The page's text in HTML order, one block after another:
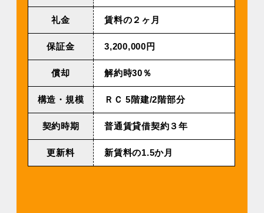
礼金 賃料の２ヶ月
保証金 3,200,000円
償却 解約時30％
構造・規模 ＲＣ 5階建/2階部分
契約時期 普通賃貸借契約３年
更新料 新賃料の1.5か月